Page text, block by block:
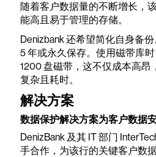
随着客户数据量的不断增长，
能高且易于管理的存储。
Denizbank 还希望简化自身备
5 年或永久保存。使用磁带库
1200 盘磁带，这不仅成本高昂
复杂且耗时。
解决方案
数据保护解决方案为客户数据
DenizBank 及其 IT 部门
手合作，为该行的关键客户数